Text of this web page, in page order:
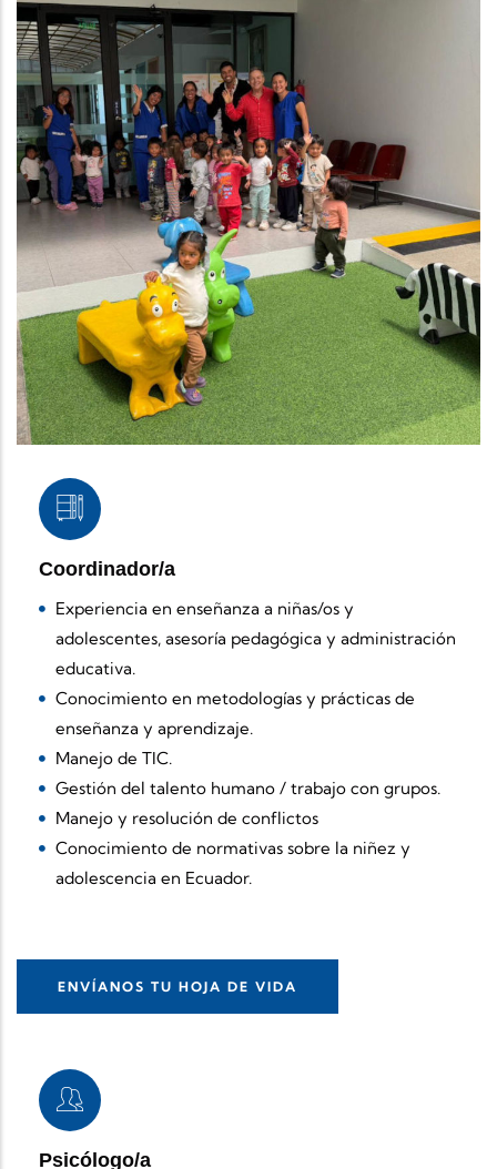
Coordinador/a
Experiencia en enseñanza a niñas/os y
adolescentes, asesoría pedagógica y administración
educativa.
Conocimiento en metodologías y prácticas de
enseñanza y aprendizaje.
Manejo de TIC.
Gestión del talento humano / trabajo con grupos.
Manejo y resolución de conflictos
Conocimiento de normativas sobre la niñez y
adolescencia en Ecuador.
ENVÍANOS TU HOJA DE VIDA
Psicólogo/a